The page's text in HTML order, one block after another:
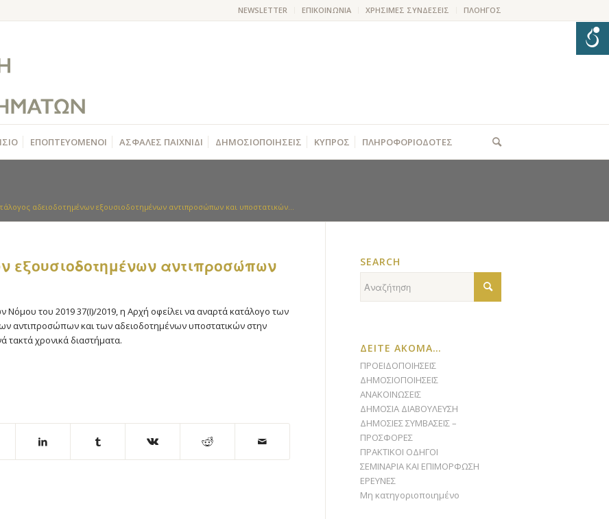
NEWSLETTER ΕΠΙΚΟΙΝΩΝΙΑ ΧΡΗΣΙΜΕΣ ΣΥΝΔΕΣΕΙΣ ΠΛΟΗΓΟΣ
ΕΠΟΠΤΕΥΟΜΕΝΟΙ ΑΣΦΑΛΕΣ ΠΑΙΧΝΙΔΙ ΔΗΜΟΣΙΟΠΟΙΗΣΕΙΣ ΚΥΠΡΟΣ ΠΛΗΡΟΦΟΡΙΟΔΟΤΕΣ
αδειοδοτημένων εξουσιοδοτημένων αντιπροσώπων και υποστατικών...
εξουσιοδοτημένων αντιπροσώπων
του 2019 37(Ι)/2019, η Αρχή οφείλει να αναρτά κατάλογο των
αντιπροσώπων και των αδειοδοτημένων υποστατικών στην
τακτά χρονικά διαστήματα.
SEARCH
ΔΕΙΤΕ ΑΚΟΜΑ…
ΠΡΟΕΙΔΟΠΟΙΗΣΕΙΣ
ΔΗΜΟΣΙΟΠΟΙΗΣΕΙΣ
ΑΝΑΚΟΙΝΩΣΕΙΣ
ΔΗΜΟΣΙΑ ΔΙΑΒΟΥΛΕΥΣΗ
ΔΗΜΟΣΙΕΣ ΣΥΜΒΑΣΕΙΣ –
ΠΡΟΣΦΟΡΕΣ
ΠΡΑΚΤΙΚΟΙ ΟΔΗΓΟΙ
ΣΕΜΙΝΑΡΙΑ ΚΑΙ ΕΠΙΜΟΡΦΩΣΗ
ΕΡΕΥΝΕΣ
Μη κατηγοριοποιημένο